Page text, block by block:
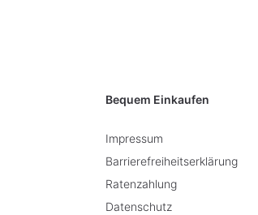
Bequem Einkaufen
Impressum
Barrierefreiheitserklärung
Ratenzahlung
Datenschutz